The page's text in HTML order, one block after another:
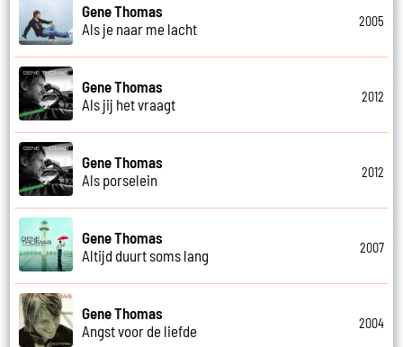
Gene Thomas
Als je naar me lacht
2005
Gene Thomas
Als jij het vraagt
2012
Gene Thomas
Als porselein
2012
Gene Thomas
Altijd duurt soms lang
2007
Gene Thomas
Angst voor de liefde
2004